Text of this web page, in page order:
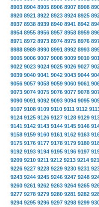
8903 8904 8905 8906 8907 8908
8920 8921 8922 8923 8924 8925
8937 8938 8939 8940 8941 8942
8954 8955 8956 8957 8958 8959
8971 8972 8973 8974 8975 8976
8988 8989 8990 8991 8992 8993
9005 9006 9007 9008 9009 9010
9022 9023 9024 9025 9026 9027
9039 9040 9041 9042 9043 9044
9056 9057 9058 9059 9060 9061
9073 9074 9075 9076 9077 9078
9090 9091 9092 9093 9094 9095
9107 9108 9109 9110 9111 9112
9124 9125 9126 9127 9128 9129
9141 9142 9143 9144 9145 9146
9158 9159 9160 9161 9162 9163
9175 9176 9177 9178 9179 9180
9192 9193 9194 9195 9196 9197
9209 9210 9211 9212 9213 9214
9226 9227 9228 9229 9230 9231
9243 9244 9245 9246 9247 9248
9260 9261 9262 9263 9264 9265
9277 9278 9279 9280 9281 9282
9294 9295 9296 9297 9298 9299